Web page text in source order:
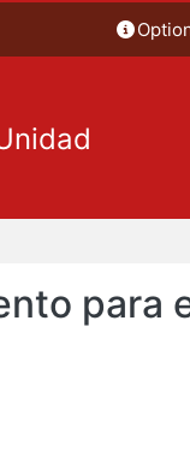
para